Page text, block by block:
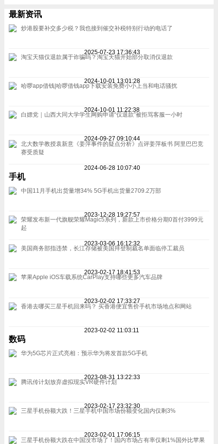
最新资讯
炒港股要补交多少税？我也接到催交补税特别行动的电话了
2025-07-23 17:36:43
淘宝天猫仅退款属于诈骗吗？淘宝天猫开始部分取消仅退款
2024-10-01 13:01:28
哈啰app借钱|哈啰借钱app下载安装免费小小上当和电话骚扰
2024-10-01 11:22:38
白嫖党｜山西大同大学学生网购申请“仅退款”被拒骂客服一小时
2024-09-27 09:10:44
北大数学教授袁新意《姜萍事件的疑点分析》点评姜萍板书 阿里巴巴竞
赛受质疑
2024-06-28 10:07:40
手机
中国11月手机出货量增34% 5G手机出货量2709.2万部
2023-12-28 19:27:57
荣耀发布新一代旗舰荣耀Magic5系列，新款上市价格分期0首付3999元
起
2023-03-06 16:12:32
美国商务部指违禁，长江存储被美国拜登制裁名单面临停工裁员
2023-02-17 18:41:53
苹果Apple iOS车载系统CarPlay支持哪些更多汽车品牌
2023-02-02 17:33:27
香港去哪买三星手机回来吗？ 买香港便宜售价手机市场地点和网站
2023-02-02 11:03:11
数码
华为5G芯片正式亮相：预示华为将发首款5G手机
2023-08-31 13:22:33
腾讯传计划放弃虚拟现实VR硬件计划
2023-02-17 23:32:30
三星手机份额大跌！三星手机中国市场份额变化国内仅剩3%
2023-02-01 17:06:15
三星手机份额大跌在中国没市场了！国内市场占有率仅剩1%国外比苹果